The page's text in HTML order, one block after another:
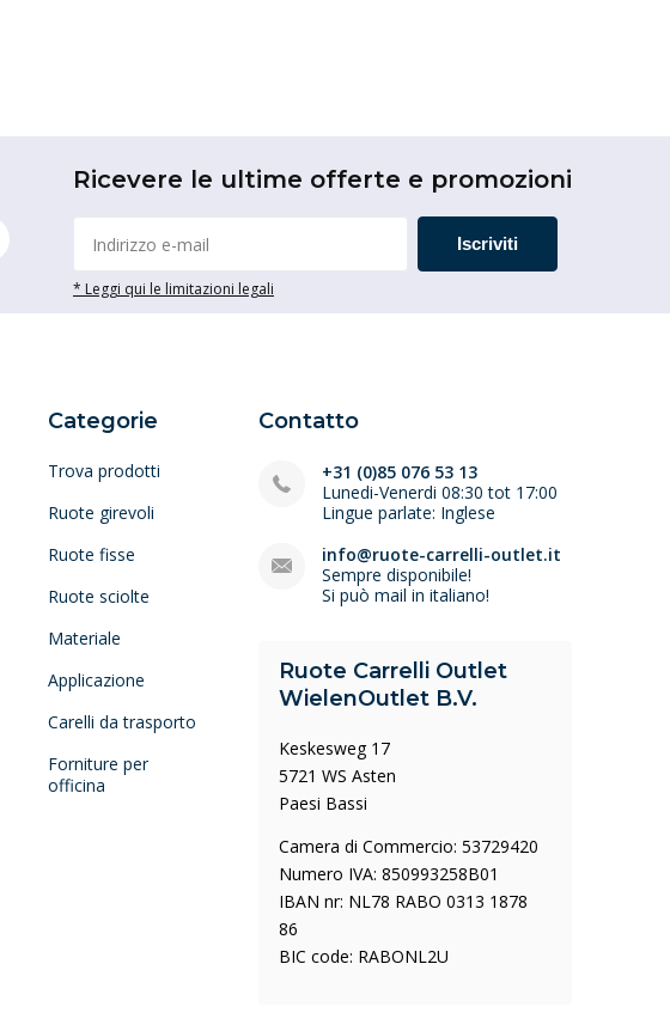
Ricevere le ultime offerte e promozioni
Iscriviti
* Leggi qui le limitazioni legali
Categorie
Trova prodotti
Ruote girevoli
Ruote fisse
Ruote sciolte
Materiale
Applicazione
Carelli da trasporto
Forniture per
officina
Contatto
+31 (0)85 076 53 13
Lunedi-Venerdi 08:30 tot 17:00
Lingue parlate: Inglese
info@ruote-carrelli-outlet.it
Sempre disponibile!
Si può mail in italiano!
Ruote Carrelli Outlet
WielenOutlet B.V.
Keskesweg 17
5721 WS Asten
Paesi Bassi
Camera di Commercio: 53729420
Numero IVA: 850993258B01
IBAN nr: NL78 RABO 0313 1878
86
BIC code: RABONL2U